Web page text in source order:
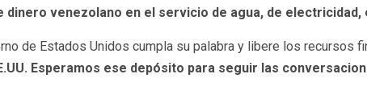
venezolano en el servicio de agua, de electricidad,
de Estados Unidos cumpla su palabra y libere los recursos
Esperamos ese depósito para seguir las